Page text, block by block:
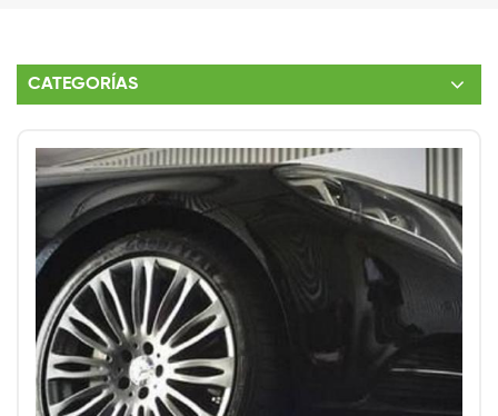
CATEGORÍAS